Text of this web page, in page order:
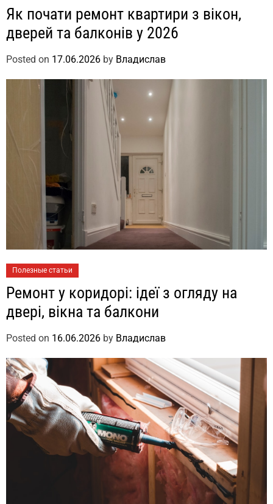
Як почати ремонт квартири з вікон,
дверей та балконів у 2026
Posted on 17.06.2026 by Владислав
Полезные статьи
Ремонт у коридорі: ідеї з огляду на
двері, вікна та балкони
Posted on 16.06.2026 by Владислав